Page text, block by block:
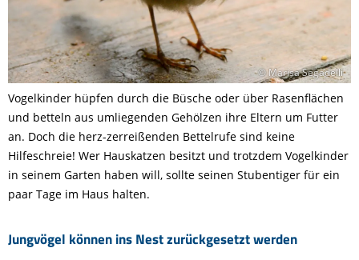
© Marisa Segadelli
Vogelkinder hüpfen durch die Büsche oder über Rasenflächen
und betteln aus umliegenden Gehölzen ihre Eltern um Futter
an. Doch die herz-zerreißenden Bettelrufe sind keine
Hilfeschreie! Wer Hauskatzen besitzt und trotzdem Vogelkinder
in seinem Garten haben will, sollte seinen Stubentiger für ein
paar Tage im Haus halten.
Jungvögel können ins Nest zurückgesetzt werden